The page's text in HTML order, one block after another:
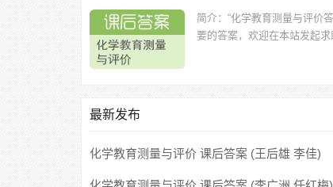
简介： “化学教育测量与评价
要的答案，欢迎在本站发起求
最新发布
化学教育测量与评价 课后答案 (王后雄 李佳)